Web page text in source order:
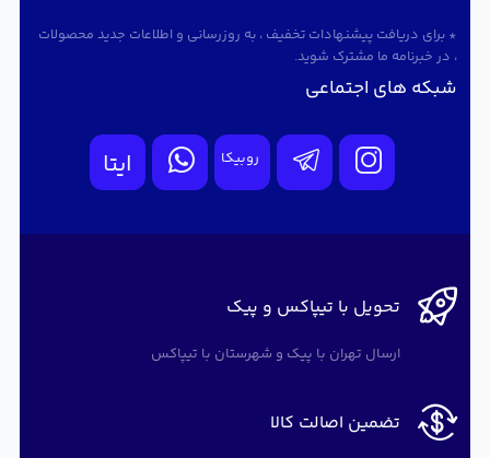
* برای دریافت پیشنهادات تخفیف ، به روزرسانی و اطلاعات جدید محصولات
، در خبرنامه ما مشترک شوید.
شبکه های اجتماعی
روبیکا ایتا
تحویل با تیپاکس و پیک
ارسال تهران با پیک و شهرستان با تیپاکس
تضمین اصالت کالا